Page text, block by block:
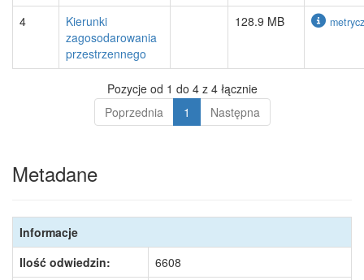
4
Kierunki
zagosodarowania
przestrzennego
128.9 MB
Pozycje od 1 do 4 z 4 łącznie
Poprzednia
1 Następna
Metadane
Informacje
Ilość odwiedzin:
6608